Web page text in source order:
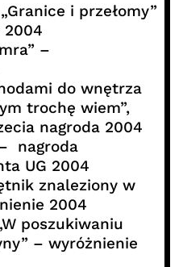
i przełomy”
–
do wnętrza
trochę wiem”,
nagroda 2004
– nagroda
UG 2004
znaleziony w
2004
poszukiwaniu
– wyróżnienie